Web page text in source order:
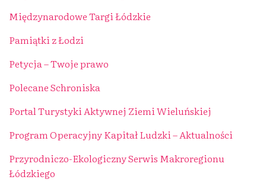
Międzynarodowe Targi Łódzkie
Pamiątki z Łodzi
Petycja – Twoje prawo
Polecane Schroniska
Portal Turystyki Aktywnej Ziemi Wieluńskiej
Program Operacyjny Kapitał Ludzki – Aktualności
Przyrodniczo-Ekologiczny Serwis Makroregionu
Łódzkiego